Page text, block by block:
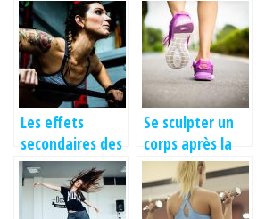
Les effets
secondaires des
anabolisants
Se sculpter un
corps après la
grossesse.